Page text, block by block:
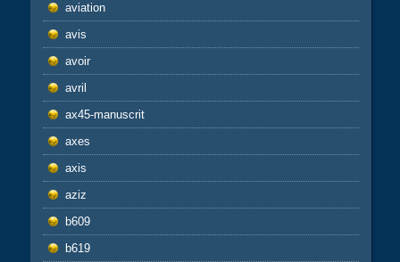
aviation
avis
avoir
avril
ax45-manuscrit
axes
axis
aziz
b609
b619